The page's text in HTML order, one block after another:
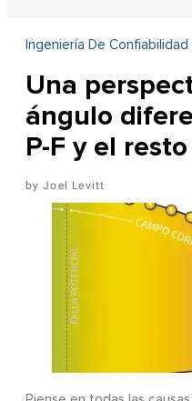
Ingeniería De
Una
ángulo
P-F y el
Joel Levitt